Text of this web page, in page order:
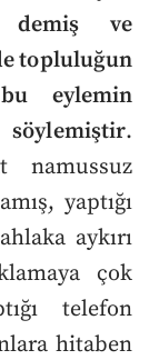
demiş ve
topluluğun
eylemin
.
namussuz
yaptığı
aykırı
çok
telefon
hitaben